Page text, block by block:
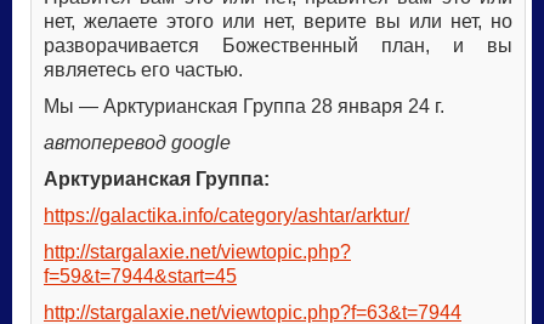
нет, желаете этого или нет, верите вы или нет, но
разворачивается Божественный план, и вы
являетесь его частью.
Мы — Арктурианская Группа 28 января 24 г.
автоперевод google
Арктурианская Группа:
https://galactika.info/category/ashtar/arktur/
http://stargalaxie.net/viewtopic.php?
f=59&t=7944&start=45
http://stargalaxie.net/viewtopic.php?f=63&t=7944